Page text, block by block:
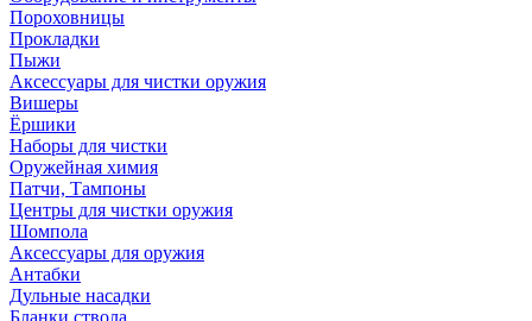
Пороховницы
Прокладки
Пыжи
Аксессуары для чистки оружия
Вишеры
Ёршики
Наборы для чистки
Оружейная химия
Патчи, Тампоны
Центры для чистки оружия
Шомпола
Аксессуары для оружия
Антабки
Дульные насадки
Бланки ствола